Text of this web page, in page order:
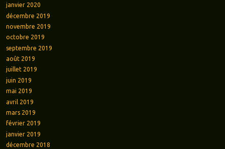
janvier 2020
décembre 2019
novembre 2019
octobre 2019
septembre 2019
août 2019
juillet 2019
juin 2019
mai 2019
avril 2019
mars 2019
février 2019
janvier 2019
décembre 2018